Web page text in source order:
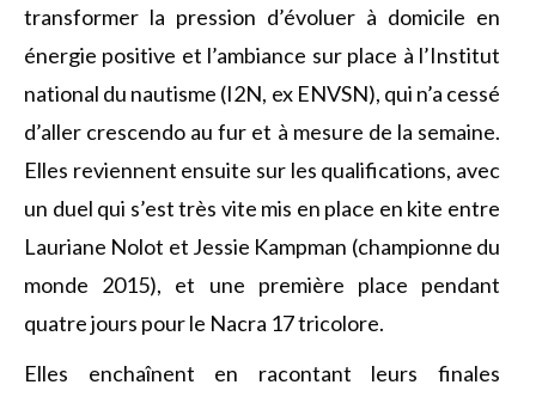
transformer la pression d’évoluer à domicile en
énergie positive et l’ambiance sur place à l’Institut
national du nautisme (I2N, ex ENVSN), qui n’a cessé
d’aller crescendo au fur et à mesure de la semaine.
Elles reviennent ensuite sur les qualifications, avec
un duel qui s’est très vite mis en place en kite entre
Lauriane Nolot et Jessie Kampman (championne du
monde 2015), et une première place pendant
quatre jours pour le Nacra 17 tricolore.
Elles enchaînent en racontant leurs finales